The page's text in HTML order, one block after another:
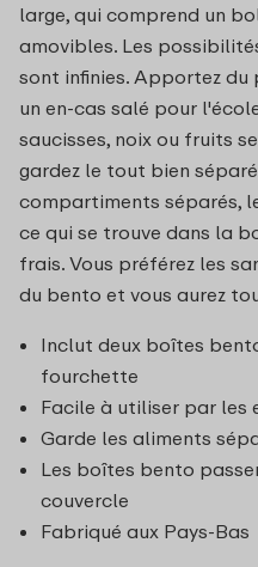
large, qui comprend un
amovibles. Les
sont infinies. Apportez
un en-cas salé pour
saucisses, noix ou fruits
gardez le tout bien
compartiments séparés,
ce qui se trouve dans la
frais. Vous préférez les
du bento et vous aurez
Inclut deux boîtes
fourchette
Facile à utiliser par les
Garde les aliments
Les boîtes bento
couvercle
Fabriqué aux Pays-Bas